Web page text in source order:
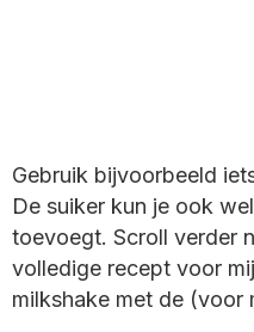
Gebruik bijvoorbeeld
De suiker kun je ook
toevoegt. Scroll verder
volledige recept voor
milkshake met de (voor